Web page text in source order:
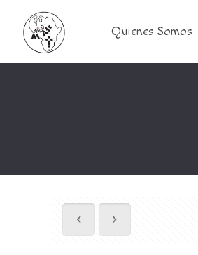
Quienes Somos